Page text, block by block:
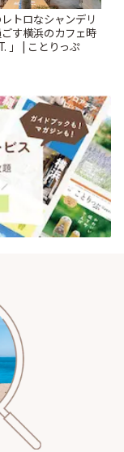
トロなシャンデリ
す横浜のカフェ時
」 | ことりっぷ